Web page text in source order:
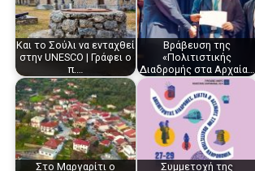
Και το Σούλι να ενταχθεί
στην UNESCO | Γράφει ο
π.…
Βράβευση της
«Πολιτιστικής
Διαδρομής στα Αρχαία…
Στο Μαργαρίτι ο
Συμμετοχή της